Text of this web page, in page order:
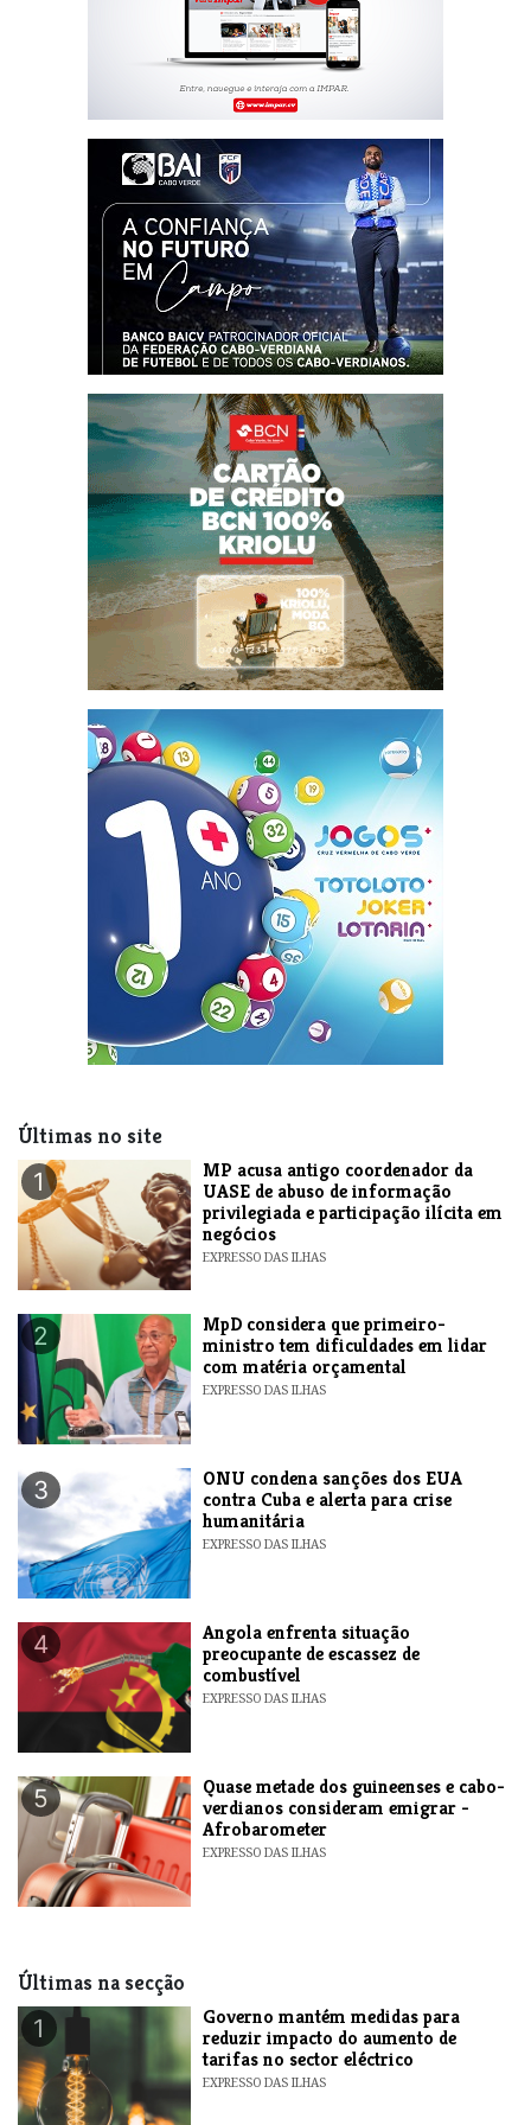
Últimas no site
1
MP acusa antigo coordenador da
UASE de abuso de informação
privilegiada e participação ilícita em
negócios
EXPRESSO DAS ILHAS
2
MpD considera que primeiro-
ministro tem dificuldades em lidar
com matéria orçamental
EXPRESSO DAS ILHAS
3
ONU condena sanções dos EUA
contra Cuba e alerta para crise
humanitária
EXPRESSO DAS ILHAS
4
Angola enfrenta situação
preocupante de escassez de
combustível
EXPRESSO DAS ILHAS
5
Quase metade dos guineenses e cabo-
verdianos consideram emigrar -
Afrobarometer
EXPRESSO DAS ILHAS
Últimas na secção
1
Governo mantém medidas para
reduzir impacto do aumento de
tarifas no sector eléctrico
EXPRESSO DAS ILHAS